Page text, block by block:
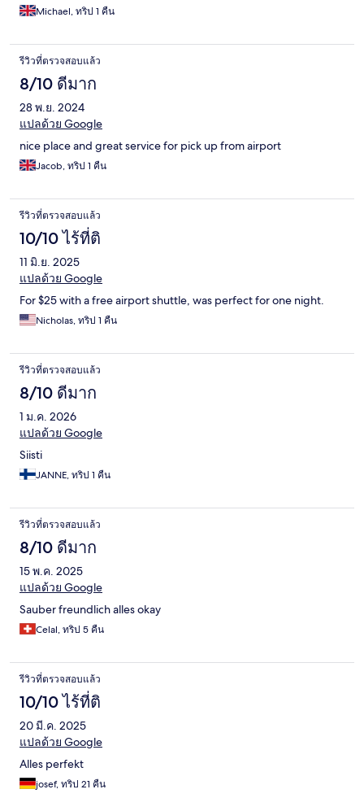
Michael, ทริป 1 คืน
รีวิวที่ตรวจสอบแล้ว
8/10 ดีมาก
28 พ.ย. 2024
แปลด้วย Google
nice place and great service for pick up from airport
Jacob, ทริป 1 คืน
รีวิวที่ตรวจสอบแล้ว
10/10 ไร้ที่ติ
11 มิ.ย. 2025
แปลด้วย Google
For $25 with a free airport shuttle, was perfect for one night.
Nicholas, ทริป 1 คืน
รีวิวที่ตรวจสอบแล้ว
8/10 ดีมาก
1 ม.ค. 2026
แปลด้วย Google
Siisti
JANNE, ทริป 1 คืน
รีวิวที่ตรวจสอบแล้ว
8/10 ดีมาก
15 พ.ค. 2025
แปลด้วย Google
Sauber freundlich alles okay
Celal, ทริป 5 คืน
รีวิวที่ตรวจสอบแล้ว
10/10 ไร้ที่ติ
20 มี.ค. 2025
แปลด้วย Google
Alles perfekt
josef, ทริป 21 คืน